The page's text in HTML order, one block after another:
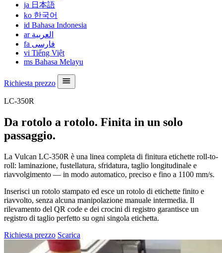
ja 日本語
ko 한국어
id Bahasa Indonesia
ar العربية
fa فارسی
vi Tiếng Việt
ms Bahasa Melayu
Richiesta prezzo
LC-350R
Da rotolo a rotolo. Finita in un solo
passaggio.
La Vulcan LC-350R è una linea completa di finitura etichette roll-to-
roll: laminazione, fustellatura, sfridatura, taglio longitudinale e
riavvolgimento — in modo automatico, preciso e fino a 1100 mm/s.
Inserisci un rotolo stampato ed esce un rotolo di etichette finito e
riavvolto, senza alcuna manipolazione manuale intermedia. Il
rilevamento del QR code e dei crocini di registro garantisce un
registro di taglio perfetto su ogni singola etichetta.
Richiesta prezzo Scarica